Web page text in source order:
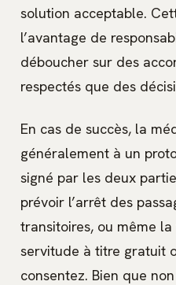
solution acceptable.
l’avantage de
déboucher sur des
respectés que des
En cas de succès, la
généralement à un
signé par les deux
prévoir l’arrêt des
transitoires, ou même
servitude à titre gratuit
consentez. Bien que